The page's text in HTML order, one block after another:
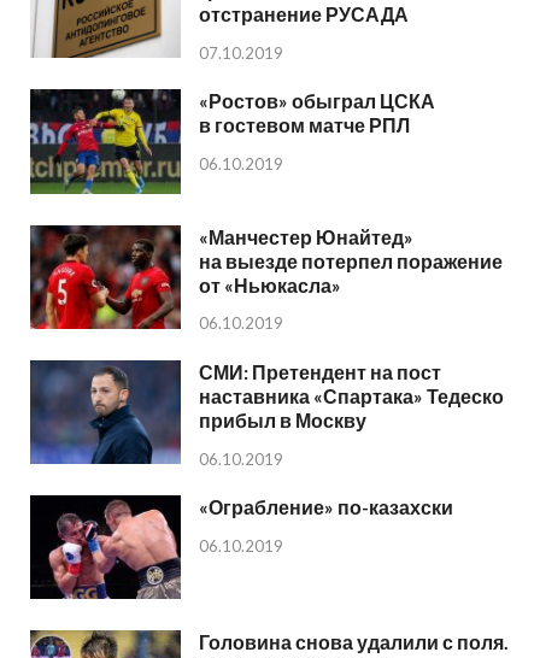
отстранение РУСАДА
07.10.2019
«Ростов» обыграл ЦСКА
в гостевом матче РПЛ
06.10.2019
«Манчестер Юнайтед»
на выезде потерпел поражение
от «Ньюкасла»
06.10.2019
СМИ: Претендент на пост
наставника «Спартака» Тедеско
прибыл в Москву
06.10.2019
«Ограбление» по-казахски
06.10.2019
Головина снова удалили с поля.